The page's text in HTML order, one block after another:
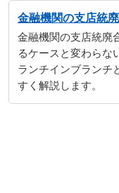
金融機関の支店統
金融機関の支店統廃
るケースと変わらな
ランチインブランチ
すく解説します。